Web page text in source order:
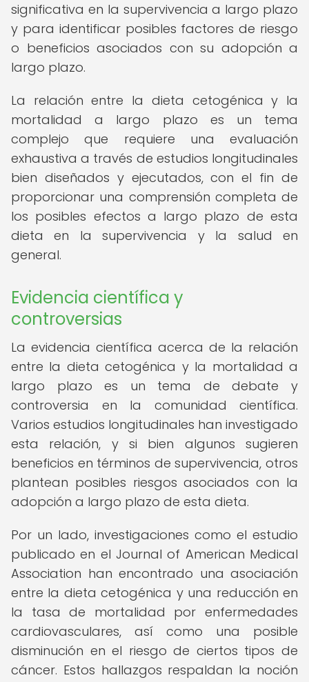
significativa en la supervivencia a largo plazo
y para identificar posibles factores de riesgo
o beneficios asociados con su adopción a
largo plazo.
La relación entre la dieta cetogénica y la
mortalidad a largo plazo es un tema
complejo que requiere una evaluación
exhaustiva a través de estudios longitudinales
bien diseñados y ejecutados, con el fin de
proporcionar una comprensión completa de
los posibles efectos a largo plazo de esta
dieta en la supervivencia y la salud en
general.
Evidencia científica y
controversias
La evidencia científica acerca de la relación
entre la dieta cetogénica y la mortalidad a
largo plazo es un tema de debate y
controversia en la comunidad científica.
Varios estudios longitudinales han investigado
esta relación, y si bien algunos sugieren
beneficios en términos de supervivencia, otros
plantean posibles riesgos asociados con la
adopción a largo plazo de esta dieta.
Por un lado, investigaciones como el estudio
publicado en el Journal of American Medical
Association han encontrado una asociación
entre la dieta cetogénica y una reducción en
la tasa de mortalidad por enfermedades
cardiovasculares, así como una posible
disminución en el riesgo de ciertos tipos de
cáncer. Estos hallazgos respaldan la noción